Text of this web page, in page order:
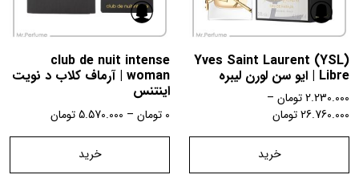
Yves Saint Laurent (YSL)
Libre | ایو سن لورن لیبره
2.230.000تومان –
26.760.000تومان
خرید
club de nuit intense
woman | آرماف کلاب د نویت
اینتنس
0 تومان –
5.570.000تومان
خرید